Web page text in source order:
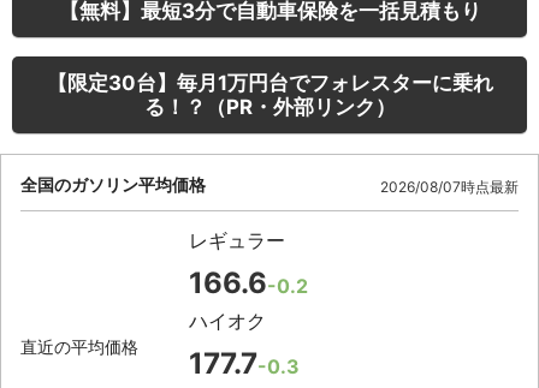
【無料】最短3分で自動車保険を一括見積もり
【限定30台】毎月1万円台でフォレスターに乗れ
る！？（PR・外部リンク）
全国のガソリン平均価格 2026/08/07時点最新
直近の平均価格
レギュラー
166.6-0.2
ハイオク
177.7-0.3